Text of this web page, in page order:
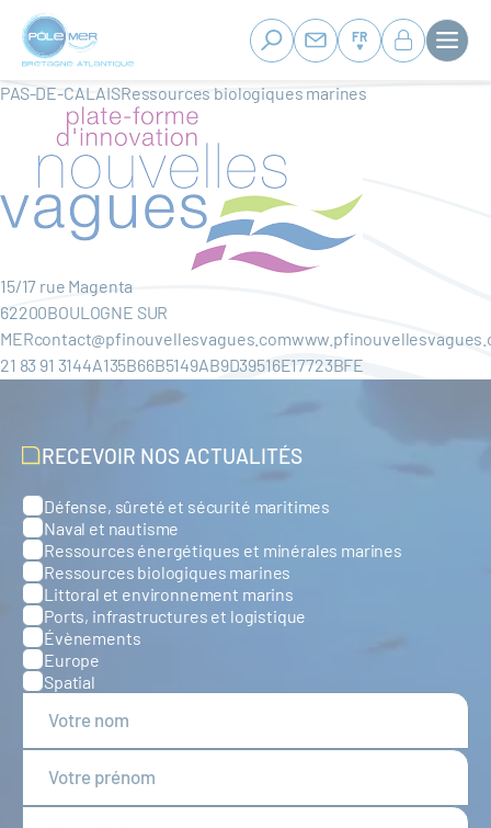
Panneau de gestion des cookies
Aller
contenu
principal
FR
PAS-DE-CALAISRessources biologiques marines
15/17 rue Magenta
62200BOULOGNE SUR
21 83 91 3144A135B66B5149AB9D39516E17723BFE
RECEVOIR NOS ACTUALITÉS
Catégories
Défense, sûreté et sécurité maritimes
Naval et nautisme
Ressources énergétiques et minérales marines
Ressources biologiques marines
Littoral et environnement marins
Ports, infrastructures et logistique
Évènements
Europe
Spatial